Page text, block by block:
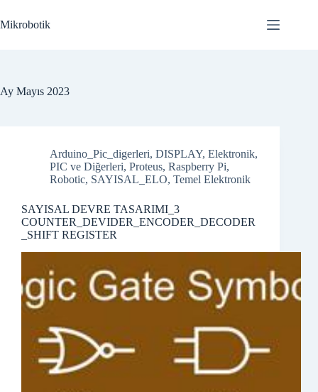
to
content
Mikrobotik
Ay Mayıs 2023
Arduino_Pic_digerleri, DISPLAY, Elektronik,
PIC ve Diğerleri, Proteus, Raspberry Pi,
Robotic, SAYISAL_ELO, Temel Elektronik
SAYISAL DEVRE TASARIMI_3
COUNTER_DEVIDER_ENCODER_DECODER
_SHIFT REGISTER